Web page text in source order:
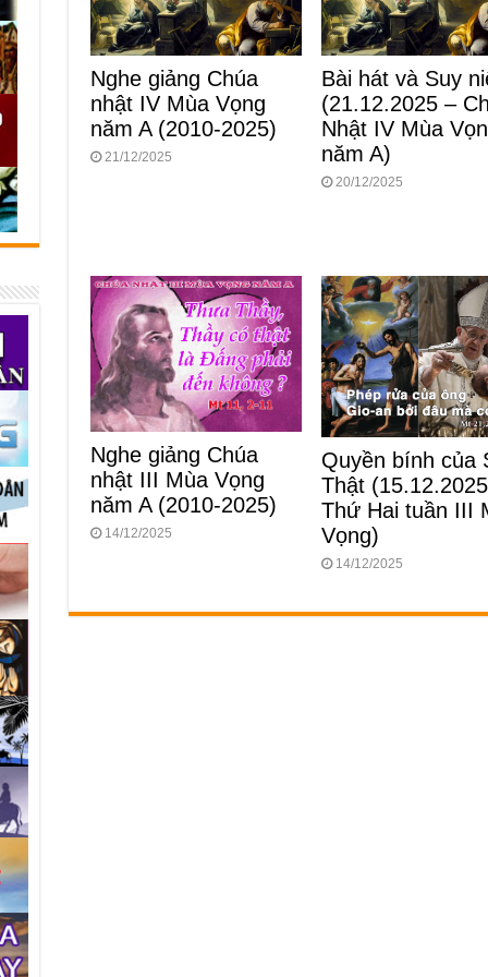
Nghe giảng Chúa
nhật IV Mùa Vọng
năm A (2010-2025)
21/12/2025
Bài hát và Suy
(21.12.2025 –
Nhật IV Mùa
năm A)
20/12/2025
Nghe giảng Chúa
nhật III Mùa Vọng
năm A (2010-2025)
14/12/2025
Quyền bính của
Thật
Thứ Hai tuần III
Vọng)
14/12/2025